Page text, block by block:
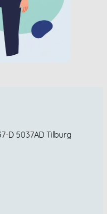
D 5037AD Tilburg